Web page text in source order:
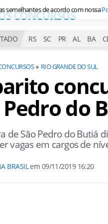
RS SC PR AL BA
RIO GRANDE DO SUL
Pedro do
de São Pedro do Butiá
vagas em cargos de
BRASILem 09/11/2019 16:20
semelhantes de acordo com nossa